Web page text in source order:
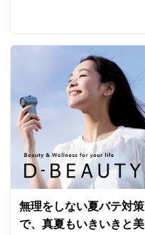
無理をしない夏バテ対策
で、真夏もいきいきと美